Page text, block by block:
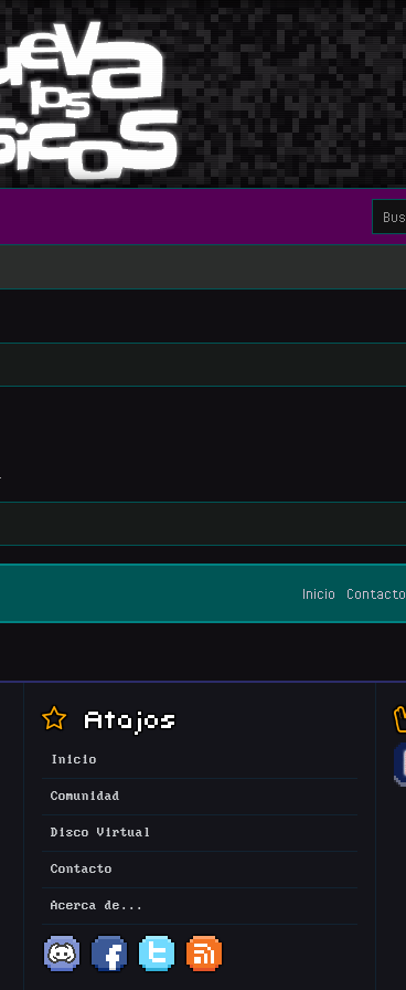
Inicio Contacto
Atajos
Inicio
Comunidad
Disco Virtual
Contacto
Acerca de...